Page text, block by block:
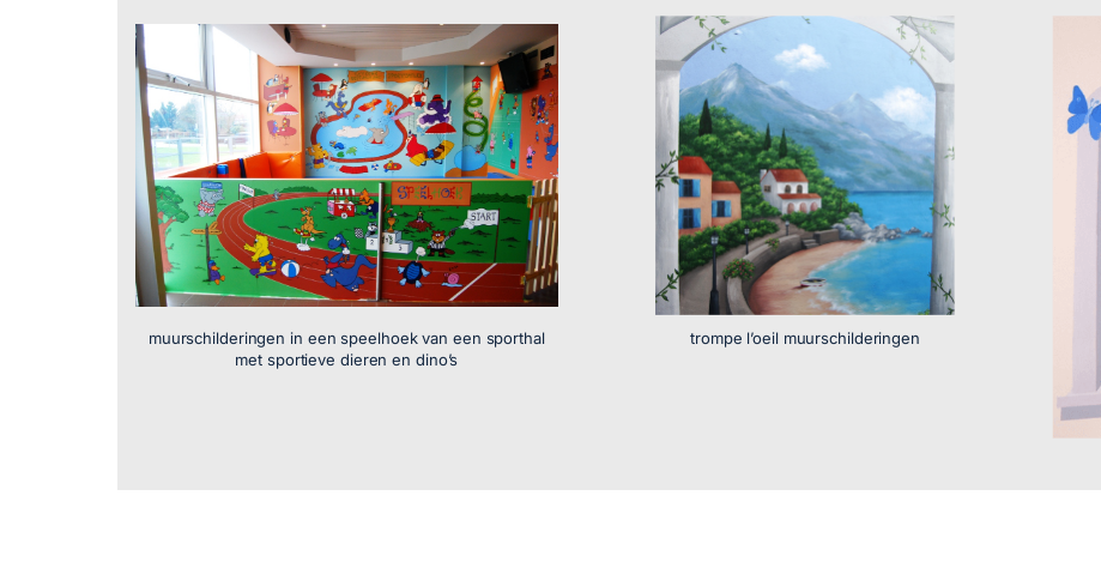
muurschilderingen in een speelhoek van een sporthal
met sportieve dieren en dino’s
trompe l’oeil muurschilderingen